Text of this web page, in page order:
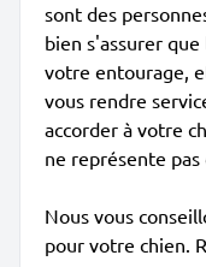
sont des
bien s'assurer
votre entourage,
vous rendre
accorder à votre
ne représente pas
Nous vous
pour votre chien.